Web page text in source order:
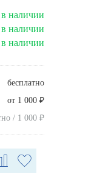
наличии
наличии
в наличии
бесплатно
от 1 000 ₽
/ 1 000 ₽